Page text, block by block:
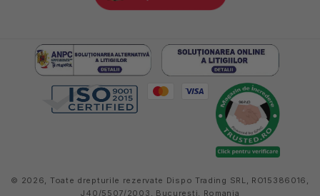
© 2026, Toate drepturile rezervate Dispo Trading SRL, RO15386016,
J40/5507/2003, București, Romania